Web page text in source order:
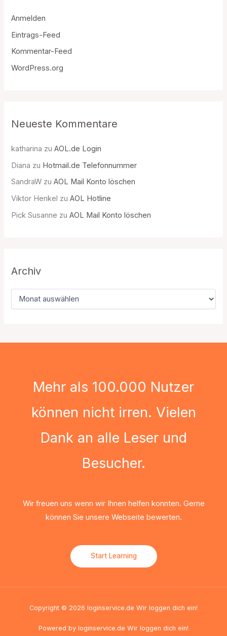
Anmelden
Eintrags-Feed
Kommentar-Feed
WordPress.org
Neueste Kommentare
katharina zuAOL.de Login
Diana zu Hotmail.de Telefonnummer
SandraW zuAOL Mail Konto löschen
Viktor Henkel zuAOL Hotline
Pick Susanne zuAOL Mail Konto löschen
Archiv
v
Mehr als 100.000 Nutzer
können nicht irren. Vielen
Dank an alle Leser und
Besucher.
Wir freuen uns wenn wir Ihnen helfen konnten. Gerne
können Sie unsere Webseite bewerten.
Start Learning
Copyright © 2026 loginservice.de Wir loggen dich ein!
Powered by loginservice.de Wir loggen dich ein!